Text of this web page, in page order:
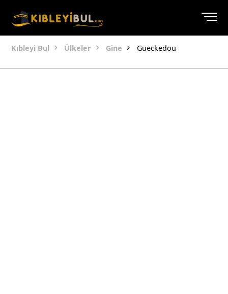
Kıbleyi Bul Ülkeler Gine Gueckedou